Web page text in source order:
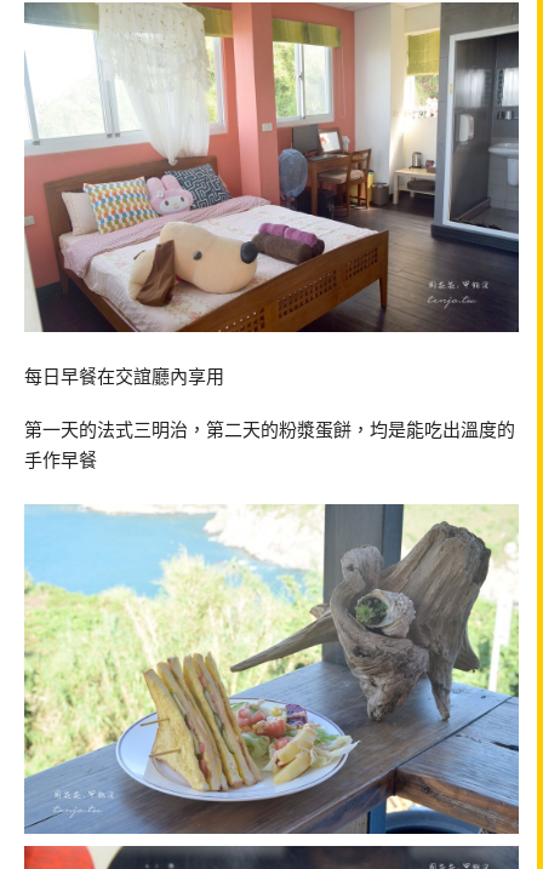
每日早餐在交誼廳內享用
第一天的法式三明治，第二天的粉漿蛋餅，均是能吃出溫度的
手作早餐